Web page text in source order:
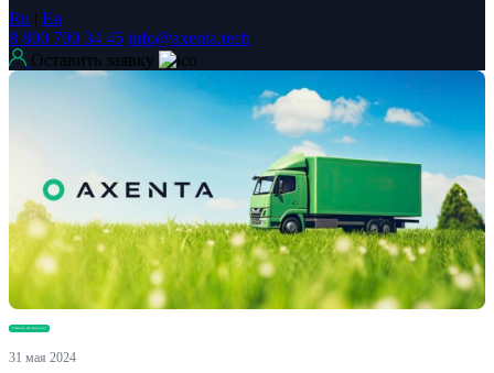
Ru | En
8 800 700 34 45 info@axenta.tech
Оставить заявку
Решения, Функционал
31 мая 2024